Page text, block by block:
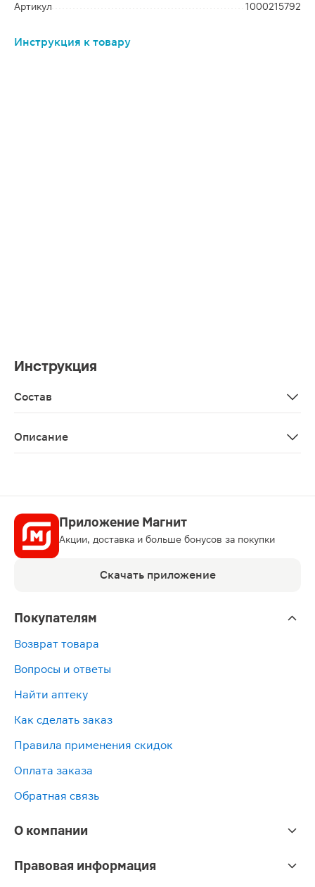
Артикул
1000215792
Инструкция к товару
Инструкция
Состав
Описание
Приложение Магнит
Акции, доставка и больше бонусов за покупки
Скачать приложение
Покупателям
Возврат товара
Вопросы и ответы
Найти аптеку
Как сделать заказ
Правила применения скидок
Оплата заказа
Обратная связь
О компании
Правовая информация